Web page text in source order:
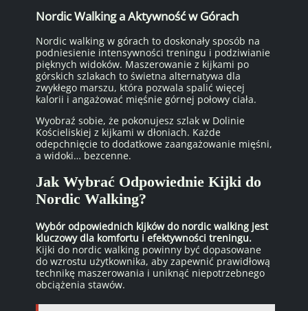
Nordic Walking a Aktywność w Górach
Nordic walking w górach to doskonały sposób na
podniesienie intensywności treningu i podziwianie
pięknych widoków. Maszerowanie z kijkami po
górskich szlakach to świetna alternatywa dla
zwykłego marszu, która pozwala spalić więcej
kalorii i angażować mięśnie górnej połowy ciała.
Wyobraź sobie, że pokonujesz szlak w Dolinie
Kościeliskiej z kijkami w dłoniach. Każde
odepchnięcie to dodatkowe zaangażowanie mięśni,
a widoki… bezcenne.
Jak Wybrać Odpowiednie Kijki do
Nordic Walking?
Wybór odpowiednich kijków do nordic walking jest
kluczowy dla komfortu i efektywności treningu.
Kijki do nordic walking powinny być dopasowane
do wzrostu użytkownika, aby zapewnić prawidłową
technikę maszerowania i uniknąć niepotrzebnego
obciążenia stawów.